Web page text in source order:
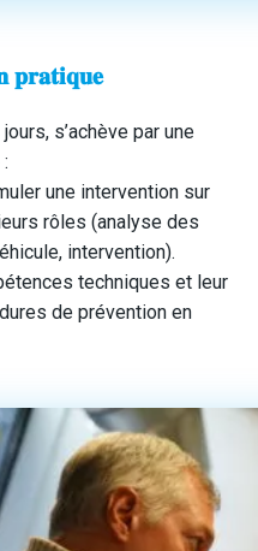
𝐩𝐫𝐚𝐭𝐢𝐪𝐮𝐞
s’achève par une
une intervention sur
rôles (analyse des
intervention).
techniques et leur
de prévention en